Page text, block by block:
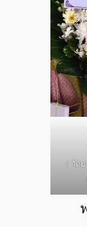
〈 วัด